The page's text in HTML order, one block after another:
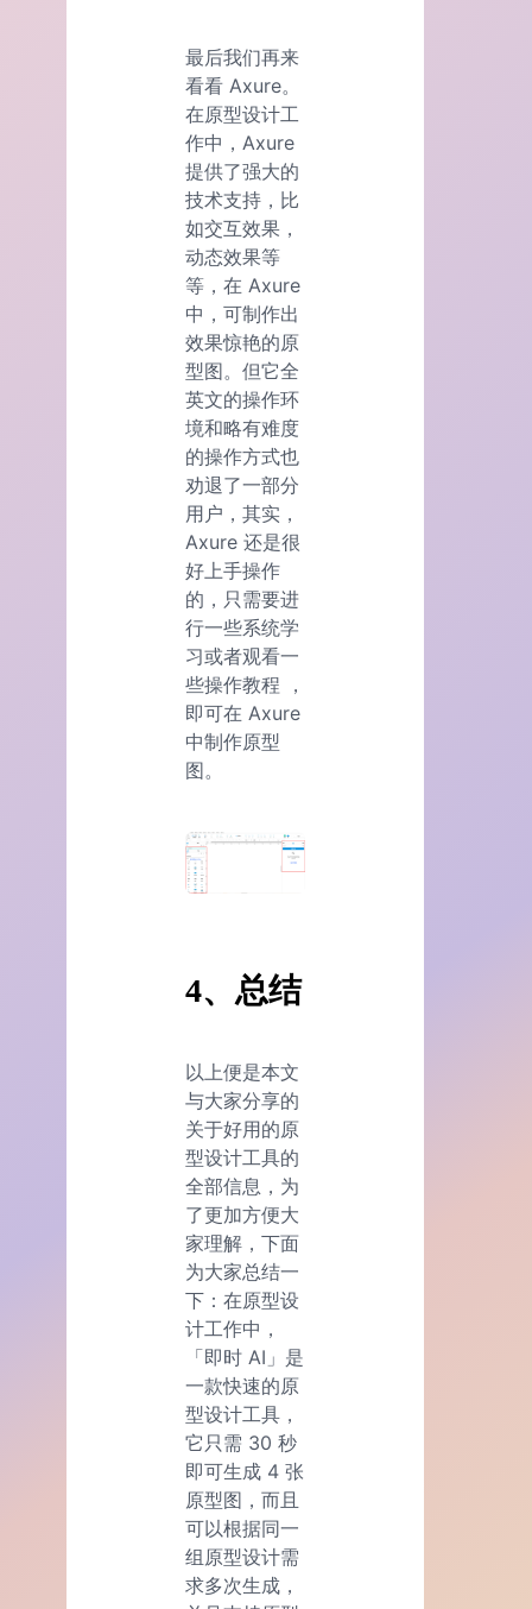
最后我们再来
看看 Axure。
在原型设计工
作中，Axure
提供了强大的
技术支持，比
如交互效果，
动态效果等
等，在 Axure
中，可制作出
效果惊艳的原
型图。但它全
英文的操作环
境和略有难度
的操作方式也
劝退了一部分
用户，其实，
Axure 还是很
好上手操作
的，只需要进
行一些系统学
习或者观看一
些操作教程 ，
即可在 Axure
中制作原型
图。
4、总结
以上便是本文
与大家分享的
关于好用的原
型设计工具的
全部信息，为
了更加方便大
家理解，下面
为大家总结一
下：在原型设
计工作中，
「即时 AI」是
一款快速的原
型设计工具，
它只需 30 秒
即可生成 4 张
原型图，而且
可以根据同一
组原型设计需
求多次生成，